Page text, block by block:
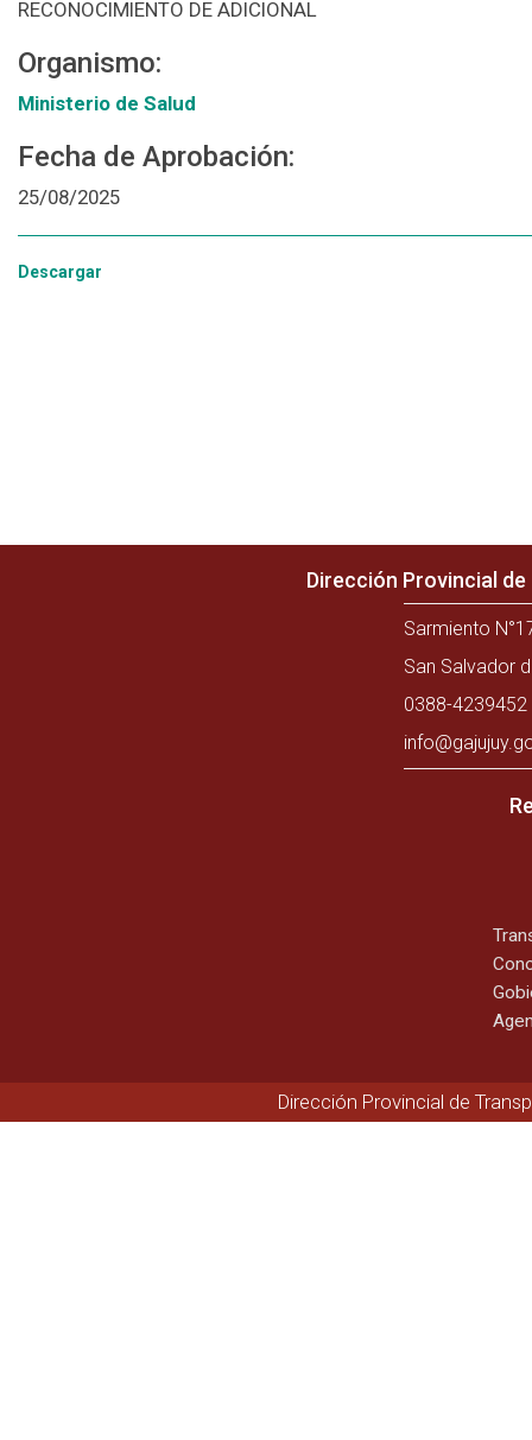
RECONOCIMIENTO DE ADICIONAL
Organismo:
Ministerio de Salud
Fecha de Aprobación:
25/08/2025
Descargar
Dirección Provincial
Sarmiento
San Salvador
0388-
Dirección Provincial de